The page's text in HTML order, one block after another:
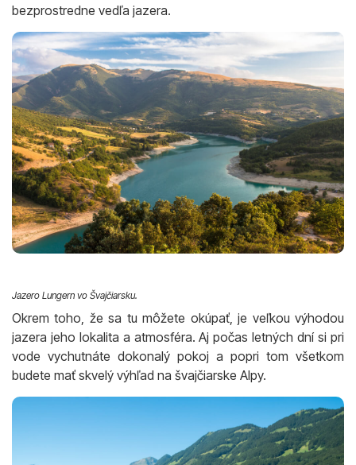
bezprostredne vedľa jazera.
Jazero Lungern vo Švajčiarsku.
Okrem toho, že sa tu môžete okúpať, je veľkou výhodou
jazera jeho lokalita a atmosféra. Aj počas letných dní si pri
vode vychutnáte dokonalý pokoj a popri tom všetkom
budete mať skvelý výhľad na švajčiarske Alpy.